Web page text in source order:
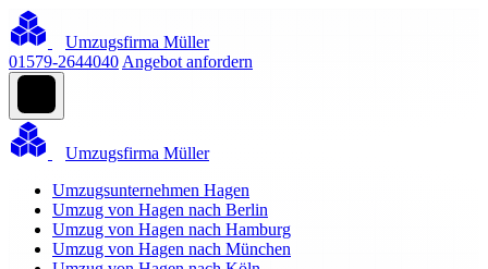
Umzugsfirma Müller
01579-2644040 Angebot anfordern
Umzugsfirma Müller
Umzugsunternehmen Hagen
Umzug von Hagen nach Berlin
Umzug von Hagen nach Hamburg
Umzug von Hagen nach München